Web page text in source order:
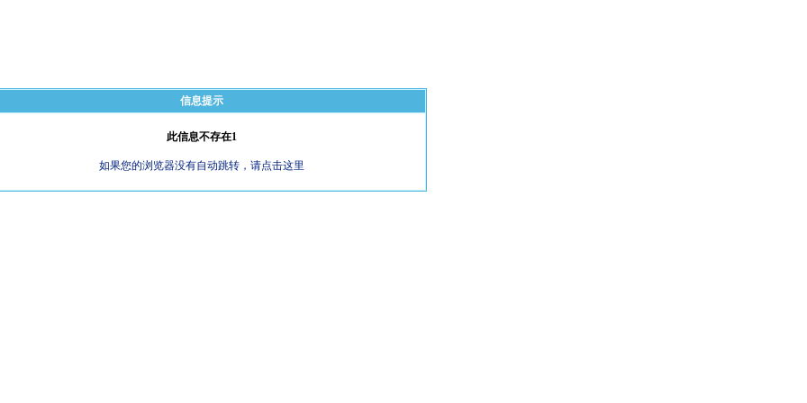
信息提示
此信息不存在1
如果您的浏览器没有自动跳转，请点击这里